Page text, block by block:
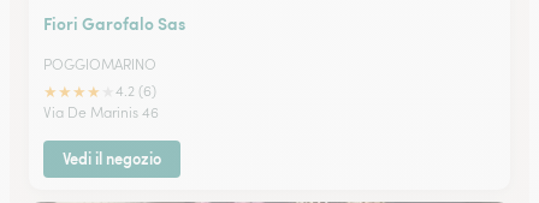
Fiori Garofalo Sas
POGGIOMARINO
★★★★
4.2 (6)
Via De Marinis 46
Vedi il negozio